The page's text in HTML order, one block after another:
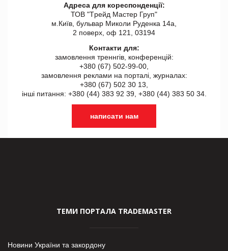
Адреса для кореспонденції:
ТОВ "Tрейд Мастер Груп"
м.Київ, бульвар Миколи Руденка 14а,
2 поверх, оф 121, 03194
Контакти для:
замовлення треннгів, конференцій:
+380 (67) 502-99-00,
замовлення реклами на порталі, журналах:
+380 (67) 502 30 13,
інші питання: +380 (44) 383 92 39, +380 (44) 383 50 34.
написати нам
ТЕМИ ПОРТАЛА TRADEMASTER
Новини України та закордону